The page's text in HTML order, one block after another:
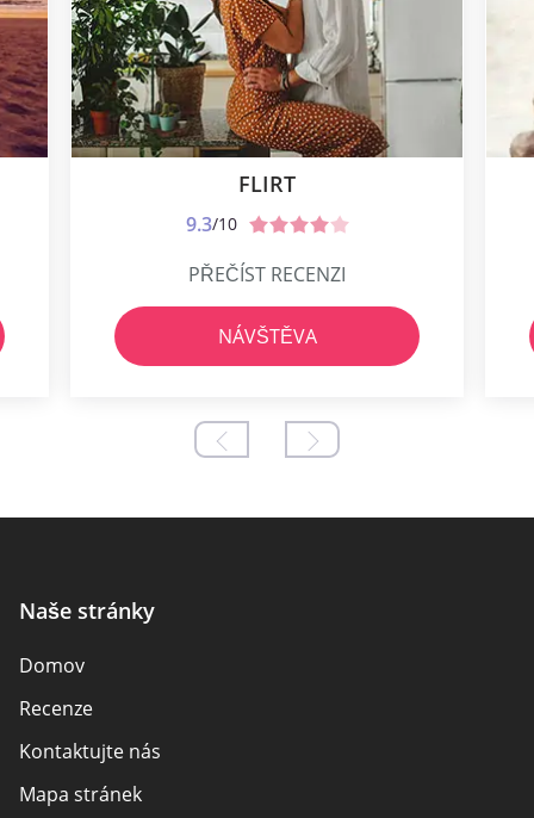
FLIRT
9.3/10
PŘEČÍST RECENZI
NÁVŠTĚVA
Naše stránky
Domov
Recenze
Kontaktujte nás
Mapa stránek